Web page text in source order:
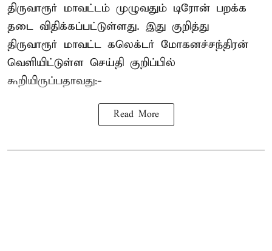
திருவாரூர் மாவட்டம் முழுவதும் டிரோன் பறக்க
தடை விதிக்கப்பட்டுள்ளது. இது குறித்து
திருவாரூர் மாவட்ட கலெக்டர் மோகனச்சந்திரன்
வெளியிட்டுள்ள செய்தி குறிப்பில்
கூறியிருப்பதாவது:-
Read More